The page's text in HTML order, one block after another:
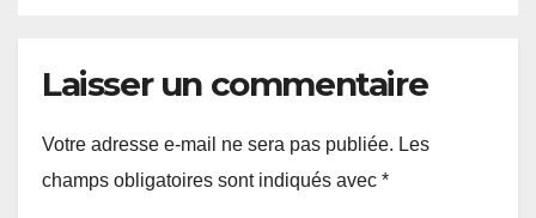
Laisser un commentaire
Votre adresse e-mail ne sera pas publiée. Les
champs obligatoires sont indiqués avec *